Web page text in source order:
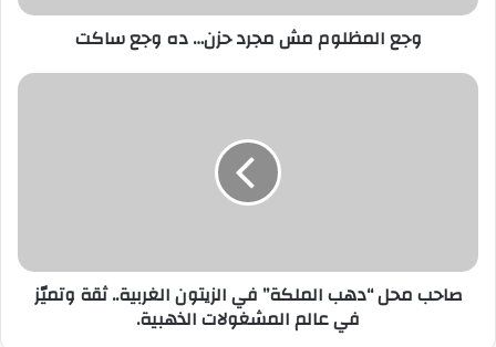
ر
ي
وجع المظلوم مش مجرد حزن… ده وجع ساكت
صاحب محل “دهب الملكة” في الزيتون الغربية.. ثقة وتميّز
في عالم المشغولات الذهبية.